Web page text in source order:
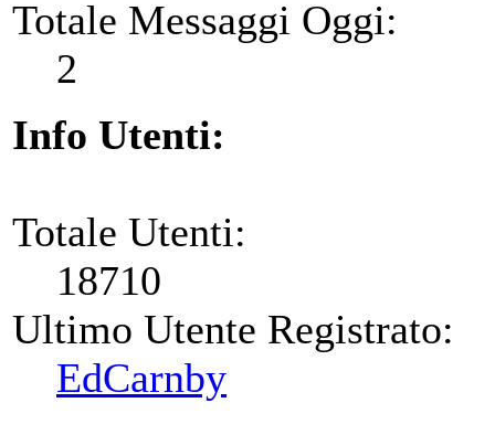
Totale Messaggi Oggi:
2
Info Utenti:
Totale Utenti:
18710
Ultimo Utente Registrato:
EdCarnby